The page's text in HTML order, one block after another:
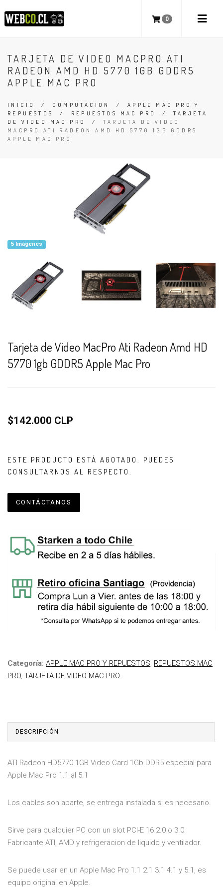
0
TARJETA DE VIDEO MACPRO ATI
RADEON AMD HD 5770 1GB GDDR5
APPLE MAC PRO
INICIO / COMPUTACION / APPLE MAC PRO Y
REPUESTOS
/ REPUESTOS MAC PRO /TARJETA
DE VIDEO MAC PRO
/TARJETA DE VIDEO
MACPRO ATI RADEON AMD HD 5770 1GB GDDR5
APPLE MAC PRO
5 Imágenes
Tarjeta de Video MacPro Ati Radeon Amd HD
5770 1gb GDDR5 Apple Mac Pro
$142.000 CLP
ESTE PRODUCTO ESTÁ AGOTADO. PUEDES
CONSULTARNOS AL RESPECTO.
CONTÁCTANOS
Categoría: APPLE MAC PRO Y REPUESTOS, REPUESTOS MAC
PRO, TARJETA DE VIDEO MAC PRO
DESCRIPCIÓN
ATI Radeon HD5770 1GB Video Card 1Gb DDR5 especial para
Apple Mac Pro 1.1 al 5.1
Los cables son aparte, se entrega instalada si es necesario.
Sirve para cualquier PC con un slot PCI-E 16 2.0 o 3.0
Fabricante ATI, AMD y refrigeracion de liquido y ventilador.
Se puede usar en un Apple Mac Pro 1.1 2.1 3.1 4.1 y 5.1, es
equipo original en Apple.